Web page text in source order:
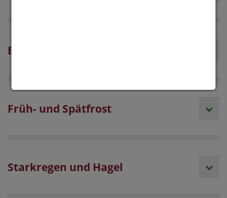
Bewässerungsbedarf
Früh- und Spätfrost
Starkregen und Hagel